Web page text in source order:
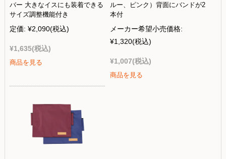
バー 大きなイスにも装着できる
サイズ調整機能付き
定価: ¥2,090(税込)
¥1,635(税込)
商品を見る
ルー、ピンク）背面にバンドが2
本付
メーカー希望小売価格:
¥1,320(税込)
¥1,007(税込)
商品を見る